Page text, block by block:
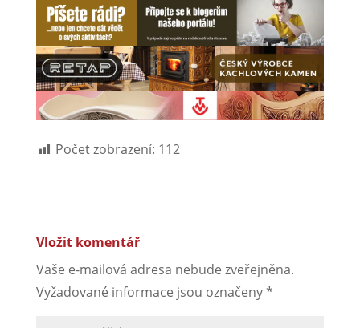
Počet zobrazení: 112
Vložit komentář
Vaše e-mailová adresa nebude zveřejněna.
Vyžadované informace jsou označeny*